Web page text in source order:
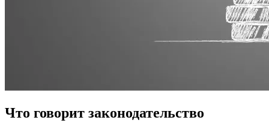
Что говорит законодательство